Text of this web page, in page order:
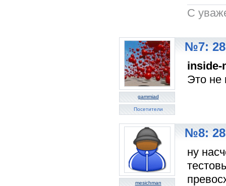
C
gammiad
Посетители
№7: 28
inside-
Это не
mesichman
№8: 28
ну